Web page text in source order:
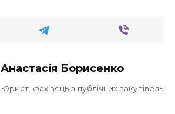
Анастасія Борисенко
Юрист, фахівець з публічних закупівель